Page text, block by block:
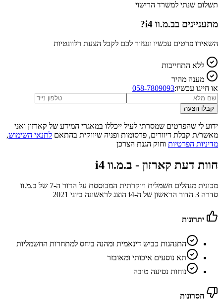
תשלום שנתי למשרד הרישוי
מתעניינים בב.מ.וו i4 ?
השאירו פרטים עכשיו ונעזור לכם לקבל הצעת רלוונטיות
ללא התחייבות
מענה מהיר
או חייגו עכשיו:058-7809093
קבלו הצעה
ידוע לי שהפרטים שמסרתי לעיל ייכללו במאגרי המידע של קארזון ואני
מאשר/ת קבלת דיוורים, פרסומות ופניה שיווקית בהתאם לתנאי השימוש,
מדיניות הפרטיות וחוק הגנת הצרכן
חוות דעת קארזון - ב.מ.וו i4
מכונית מנהלים חשמלית ויוקרתית המבוססת על הדור ה-7 של ב.מ.וו
סדרה 3 הדור הראשון של ה-i4 הוצג לראשונה ביוני 2021
יתרונות
התנהגות כביש דינאמית ומהנה ביחס למתחרות החשמליות
תא נוסעים איכותי ומאובזר
נוחות נסיעה טובה
חסרונות